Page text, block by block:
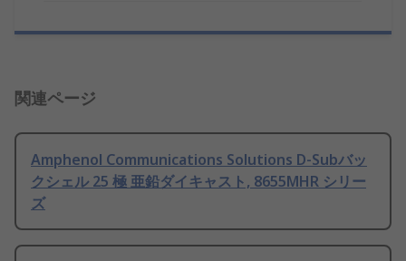
関連ページ
Amphenol Communications Solutions D-Subバッ
クシェル 25 極 亜鉛ダイキャスト, 8655MHR シリー
ズ